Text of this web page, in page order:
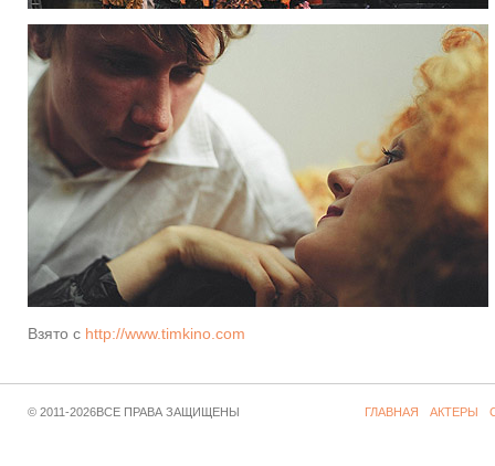
Взято с http://www.timkino.com
© 2011-2026ВСЕ ПРАВА ЗАЩИЩЕНЫ ГЛАВНАЯ АКТЕРЫ